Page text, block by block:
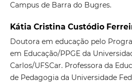
Campus de Barra do Bugres.
Kátia Cristina Custódio
Doutora em educação pelo
em Educação/PPGE da
Carlos/UFSCar. Professora da
de Pedagogia da Universidade